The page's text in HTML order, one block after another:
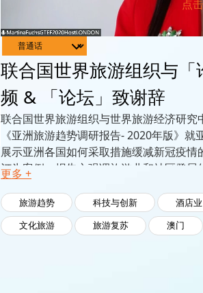
Channels
联合国世界旅游组织与
频 & 「论坛」致谢辞
联合国世界旅游组织与世界旅游经济研究
《亚洲旅游趋势调研报告- 2020年版》
展示亚洲各国如何采取措施缓减新冠疫
订为案例。报告亦强调旅游业和社区發展
更多 +
旅游趋势 科技与创新 酒店业
文化旅游
旅游复苏 澳门